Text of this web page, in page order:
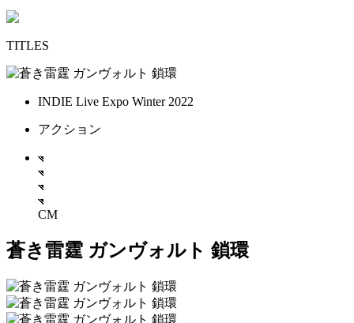
TITLES
INDIE Live Expo Winter 2022
アクション
CM
蒼き雷霆 ガンヴォルト 鎖環